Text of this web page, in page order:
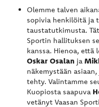
Olemme talven
sopivia henkilöitä ja
taustatutkimusta.
Sportin hallituksen
kanssa. Hienoa, että
Oskar Osalan ja
näkemystään
tehty. Valintamme
Kuopiosta saapuva
vetänyt Vaasan